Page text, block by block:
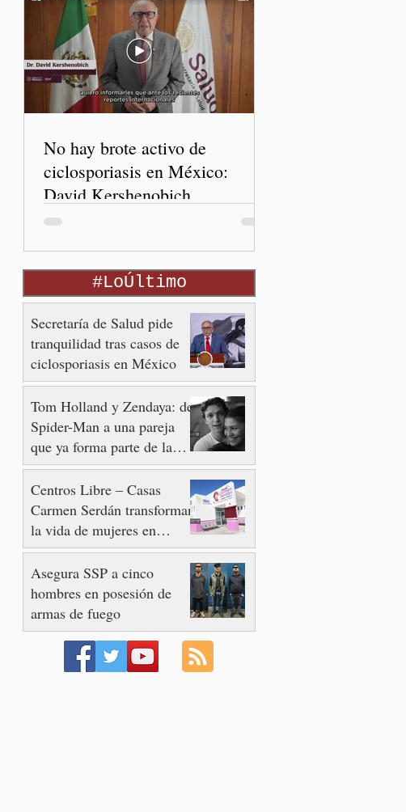
No hay brote activo de
ciclosporiasis en México:
David Kershenobich
#LoÚltimo
Secretaría de Salud pide
tranquilidad tras casos de
ciclosporiasis en México
Tom Holland y Zendaya: de
Spider-Man a una pareja
que ya forma parte de la
historia del cine
Centros Libre – Casas
Carmen Serdán transforman
la vida de mujeres en
entornos de violencia
Asegura SSP a cinco
hombres en posesión de
armas de fuego